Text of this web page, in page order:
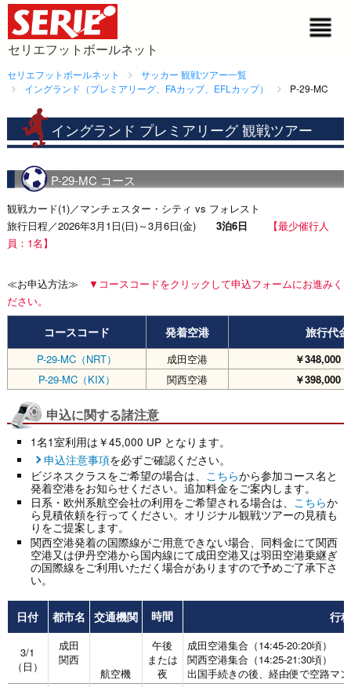
セリエフットボールネット
セリエフットボールネット
サッカー 観戦ツアー一覧
イングランド（プレミアリーグ、FAカップ、EFLカップ）
P-29-MC
イングランド プレミアリーグ 観戦ツアー
P-29-MC コース
観戦カード(1)／マンチェスター・シティ vs フォレスト
旅行日程／2026年3月1日(日)～3月6日(金) 3泊6日
【最少催行人
員：1名】
≪お申込方法≫
▼コースコードをクリックして申込フォームにお進みく
ださい。
コースコード 発着空港 旅行代
P-29-MC（NRT） 成田空港 ￥348,000
P-29-MC（KIX）
関西空港 ￥398,000
申込に関する諸注意
1名1室利用は￥45,000 UP となります。
申込注意事項を必ずご確認ください。
ビジネスクラスをご希望の場合は、
こちらから参加コース名と
発着空港をお知らせください。追加料金をご案内します。
日系・欧州系航空会社の利用をご希望される場合は、 こちらか
ら見積依頼を行ってください。オリジナル観戦ツアーの見積も
りをご提案します。
関西空港発着の国際線がご用意できない場合、同料金にて関西
空港又は伊丹空港から国内線にて成田空港又は羽田空港乗継ぎ
の国際線をご利用いただく場合がありますので予めご了承下さ
い。
日付 都市名 交通機関 時間 行程
3/1
（日）
成田
関西
航空機
午後
または
夜
成田空港集合（14:45-20:20頃）
関西空港集合（14:25-21:30頃）
出国手続きの後、経由便で空路マ